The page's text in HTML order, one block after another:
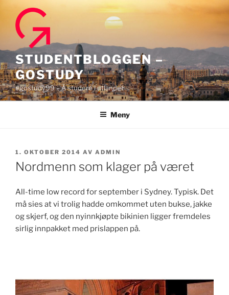
innhold
STUDENTBLOGGEN –
GOSTUDY
#gostudy99 – Å studere i utlandet
Meny
PUBLISERT
1. OKTOBER 2014 AV ADMIN
Nordmenn som klager på været
All-time low record for september i Sydney. Typisk. Det
må sies at vi trolig hadde omkommet uten bukse, jakke
og skjerf, og den nyinnkjøpte bikinien ligger fremdeles
sirlig innpakket med prislappen på.